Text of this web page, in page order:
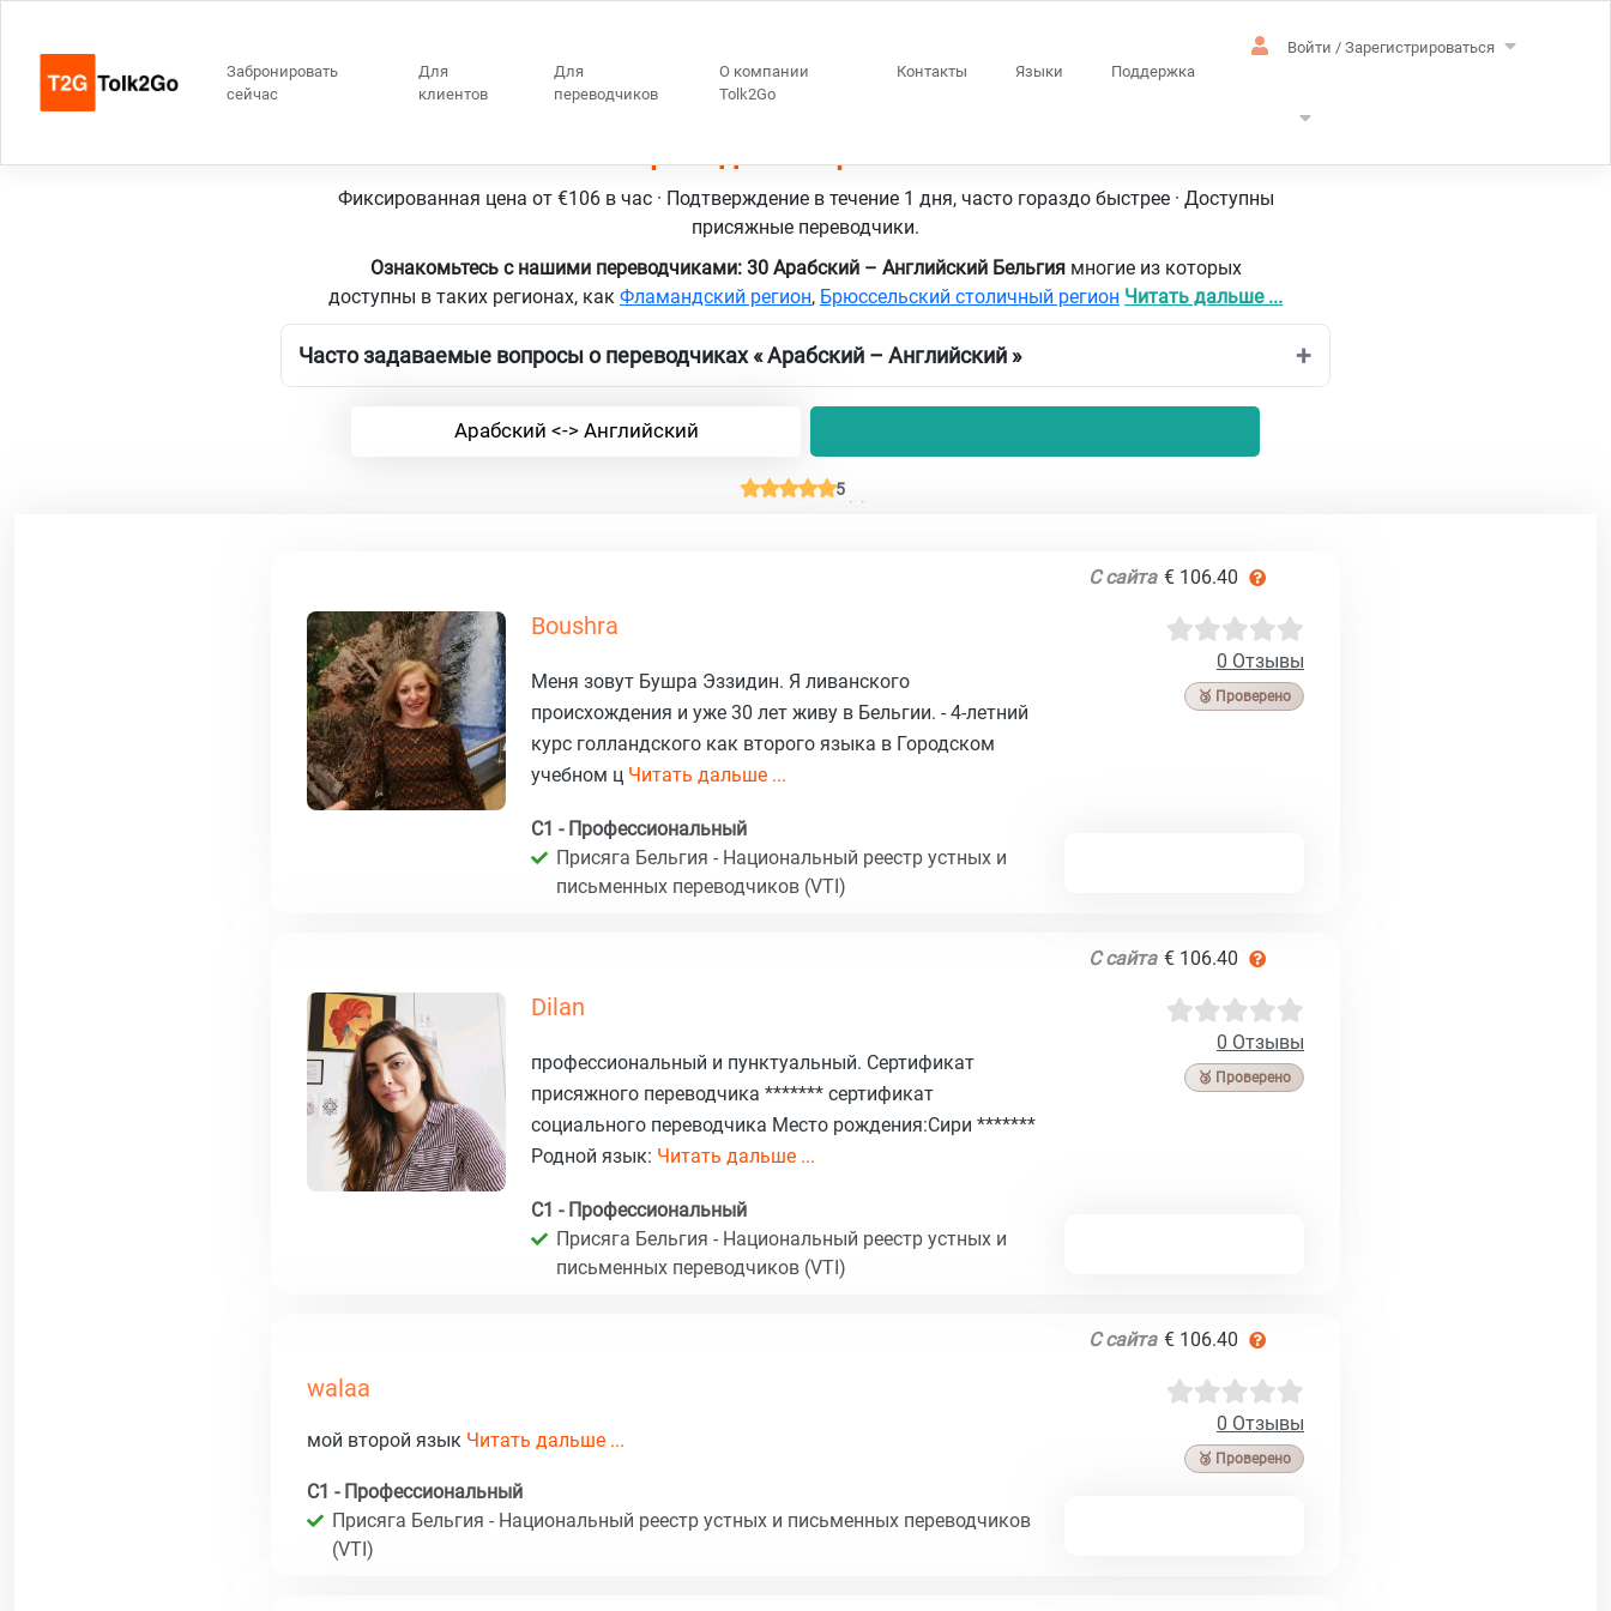
Забронировать
сейчас
Для
клиентов
Для
переводчиков
О компании
Tolk2Go
Контакты Языки Поддержка
Войти / Зарегистрироваться
Фиксированная цена от €106 в час · Подтверждение в течение 1 дня, часто гораздо быстрее · Доступны
присяжные переводчики.
Ознакомьтесь с нашими переводчиками: 30 Арабский – Английский Бельгия многие из которых
доступны в таких регионах, как Фламандский регион, Брюссельский столичный регион Читать дальше ...
Часто задаваемые вопросы о переводчиках « Арабский – Английский »
Арабский <-> Английский
5
С сайта € 106.40
Boushra
0 Отзывы
🥉 Проверено
Меня зовут Бушра Эззидин. Я ливанского
происхождения и уже 30 лет живу в Бельгии. - 4-летний
курс голландского как второго языка в Городском
учебном ц Читать дальше ...
C1 - Профессиональный
Присяга Бельгия - Национальный реестр устных и
письменных переводчиков (VTI)
С сайта € 106.40
Dilan
0 Отзывы
🥉 Проверено
профессиональный и пунктуальный. Сертификат
присяжного переводчика ******* сертификат
социального переводчика Место рождения:Сири *******
Родной язык: Читать дальше ...
C1 - Профессиональный
Присяга Бельгия - Национальный реестр устных и
письменных переводчиков (VTI)
С сайта € 106.40
walaa
0 Отзывы
🥉 Проверено
мой второй язык Читать дальше ...
C1 - Профессиональный
Присяга Бельгия - Национальный реестр устных и письменных переводчиков
(VTI)